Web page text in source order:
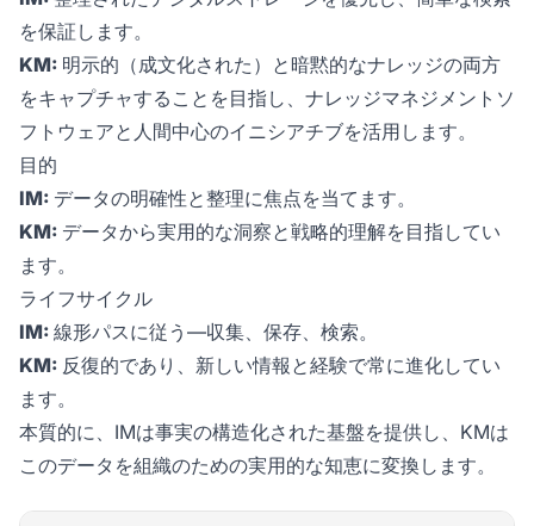
を保証します。
KM: 明示的（成文化された）と暗黙的なナレッジの両方
をキャプチャすることを目指し、ナレッジマネジメントソ
フトウェアと人間中心のイニシアチブを活用します。
目的
IM: データの明確性と整理に焦点を当てます。
KM: データから実用的な洞察と戦略的理解を目指してい
ます。
ライフサイクル
IM: 線形パスに従う―収集、保存、検索。
KM: 反復的であり、新しい情報と経験で常に進化してい
ます。
本質的に、IMは事実の構造化された基盤を提供し、KMは
このデータを組織のための実用的な知恵に変換します。